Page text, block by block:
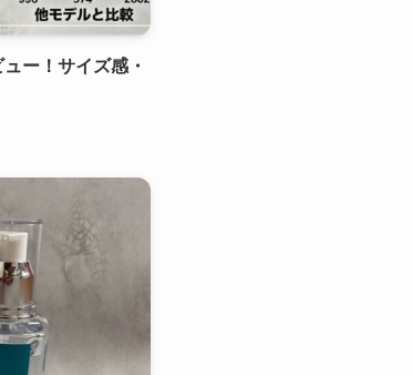
ー！サイズ感・